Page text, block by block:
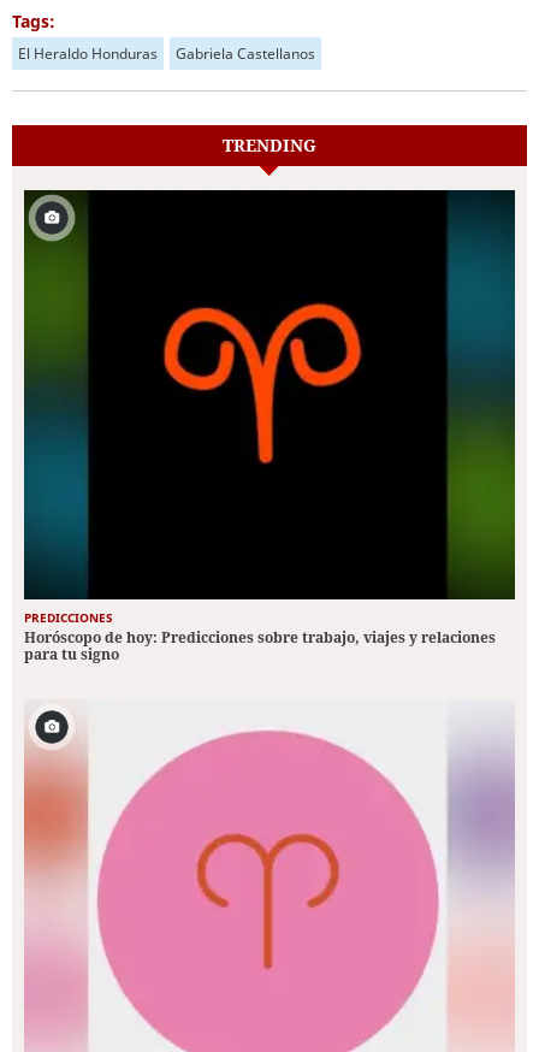
Tags:
El Heraldo Honduras Gabriela Castellanos
TRENDING
PREDICCIONES
Horóscopo de hoy: Predicciones sobre trabajo, viajes y relaciones
para tu signo